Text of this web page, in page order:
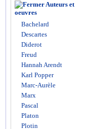
Auteurs et
oeuvres
Bachelard
Descartes
Diderot
Freud
Hannah Arendt
Karl Popper
Marc-Aurèle
Marx
Pascal
Platon
Plotin